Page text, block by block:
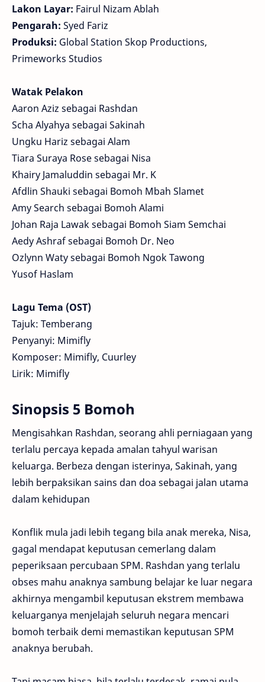
Lakon Layar: Fairul Nizam Ablah
Pengarah: Syed Fariz
Produksi: Global Station Skop Productions,
Primeworks Studios
Watak Pelakon
Aaron Aziz sebagai Rashdan
Scha Alyahya sebagai Sakinah
Ungku Hariz sebagai Alam
Tiara Suraya Rose sebagai Nisa
Khairy Jamaluddin sebagai Mr. K
Afdlin Shauki sebagai Bomoh Mbah Slamet
Amy Search sebagai Bomoh Alami
Johan Raja Lawak sebagai Bomoh Siam Semchai
Aedy Ashraf sebagai Bomoh Dr. Neo
Ozlynn Waty sebagai Bomoh Ngok Tawong
Yusof Haslam
Lagu Tema (OST)
Tajuk: Temberang
Penyanyi: Mimifly
Komposer: Mimifly, Cuurley
Lirik: Mimifly
Sinopsis 5 Bomoh
Mengisahkan Rashdan, seorang ahli perniagaan yang
terlalu percaya kepada amalan tahyul warisan
keluarga. Berbeza dengan isterinya, Sakinah, yang
lebih berpaksikan sains dan doa sebagai jalan utama
dalam kehidupan
Konflik mula jadi lebih tegang bila anak mereka, Nisa,
gagal mendapat keputusan cemerlang dalam
peperiksaan percubaan SPM. Rashdan yang terlalu
obses mahu anaknya sambung belajar ke luar negara
akhirnya mengambil keputusan ekstrem membawa
keluarganya menjelajah seluruh negara mencari
bomoh terbaik demi memastikan keputusan SPM
anaknya berubah.